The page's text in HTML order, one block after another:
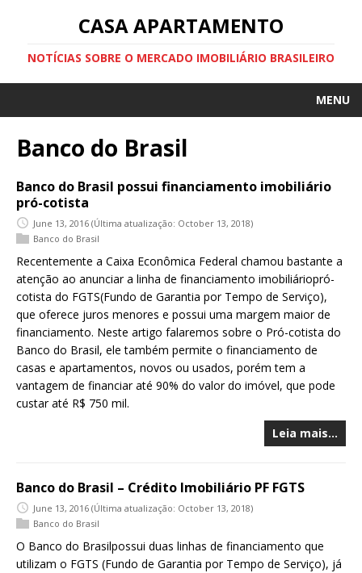
CASA APARTAMENTO
NOTÍCIAS SOBRE O MERCADO IMOBILIÁRIO BRASILEIRO
MENU
Banco do Brasil
Banco do Brasil possui financiamento imobiliário
pró-cotista
June 13, 2016 (Última atualização: October 13, 2018)
Banco do Brasil
Recentemente a Caixa Econômica Federal chamou bastante a
atenção ao anunciar a linha de financiamento imobiliáriopró-
cotista do FGTS(Fundo de Garantia por Tempo de Serviço),
que oferece juros menores e possui uma margem maior de
financiamento. Neste artigo falaremos sobre o Pró-cotista do
Banco do Brasil, ele também permite o financiamento de
casas e apartamentos, novos ou usados, porém tem a
vantagem de financiar até 90% do valor do imóvel, que pode
custar até R$ 750 mil.
Leia mais…
Banco do Brasil – Crédito Imobiliário PF FGTS
June 13, 2016 (Última atualização: October 13, 2018)
Banco do Brasil
O Banco do Brasilpossui duas linhas de financiamento que
utilizam o FGTS (Fundo de Garantia por Tempo de Serviço), já